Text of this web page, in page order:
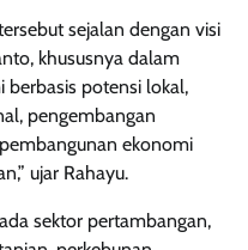
sejalan dengan visi
khususnya dalam
potensi lokal,
pengembangan
ekonomi
ujar Rahayu.
sektor pertambangan,